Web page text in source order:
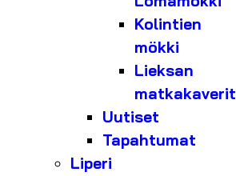
Kolintien
mökki
Lieksan
matkakaverit
Uutiset
Tapahtumat
Liperi